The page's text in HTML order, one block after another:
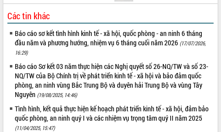
THÔNG TIN CHỈ ĐẠO ĐIỀU HÀNH
HỆ THỐNG VĂN BẢN
VĂN BẢN HĐND TỈNH
ĐIỂM TIN VĂN BẢN
QUY HOẠCH - KẾ HOẠCH
Các tin khác
Báo cáo sơ kết tình hình kinh tế - xã hội, quốc phòng - an ninh 6 tháng
đầu năm và phương hướng, nhiệm vụ 6 tháng cuối năm 2026 (17/07/2026,
16:29)
Báo cáo Sơ kết 03 năm thực hiện các Nghị quyết số 26-NQ/TW và số 23-
NQ/TW của Bộ Chính trị về phát triển kinh tế - xã hội và bảo đảm quốc
phòng, an ninh vùng Bắc Trung Bộ và duyên hải Trung Bộ và vùng Tây
Nguyên (19/08/2025, 14:46)
Tình hình, kết quả thực hiện kế hoạch phát triển kinh tế - xã hội, đảm bảo
quốc phòng, an ninh quý I và các nhiệm vụ trọng tâm quý II năm 2025
(11/04/2025, 15:47)